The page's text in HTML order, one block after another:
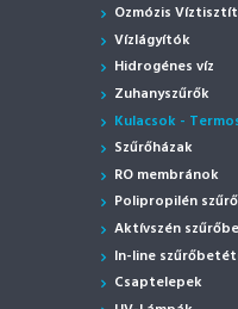
Ozmózis
Vízlágyítók
Hidrogénes víz
Zuhanyszűrők
Kulacsok -
Szűrőházak
RO membránok
Polipropilén
Aktívszén
In-line
Csaptelepek